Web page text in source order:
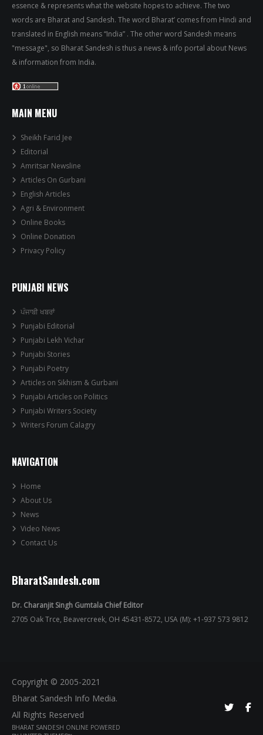
essence & represents what the website hopes to achieve. The two
words are Bharat and Sandesh. The word Bharat’ comes from Hindi and
translated in English means “India” . The other word Sandesh means
"message", so Bharat Sandesh is thus a news & info portal about News
& information from India.
MAIN MENU
Sheikh Farid Jee
Editorial
Amritsar Newsline
Articles On Gurbani
English Articles
Agri & Environment
Online Books
Online Donation
Privacy Policy
PUNJABI NEWS
ਪੰਜਾਬੀ ਖਬਰਾਂ
Punjabi Editorial
Punjabi Lekh Vichar
Punjabi Stories
Punjabi Poetry
Articles on Sikhism & Gurbani
Punjabi Articles on Politics
Punjabi Writers Society
Writers Forum Calagry
NAVIGATION
Home
About Us
News
Video News
Contact Us
BharatSandesh.com
Dr. Charanjit Singh Gumtala Chief Editor
2705 Oak Trce, Beavercreek, OH 45431-8572, USA (M): +1-937 573 9812
Copyright © 2005-2021
Bharat Sandesh Info Media.
All Rights Reserved
BHARAT SANDESH ONLINE POWERED